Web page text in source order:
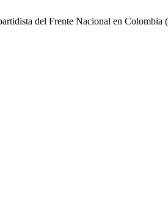
del Frente Nacional en Colombia